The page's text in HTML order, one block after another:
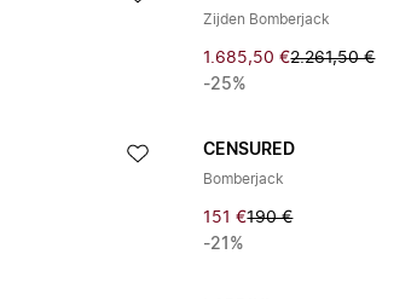
Zijden Bomberjack
1.685,50 €2.261,50 €
-25%
CENSURED
Bomberjack
151 €190 €
-21%